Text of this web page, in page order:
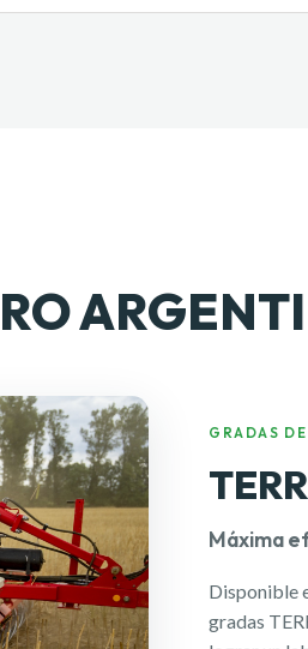
GRADAS
Máxima
Disponible
gradas